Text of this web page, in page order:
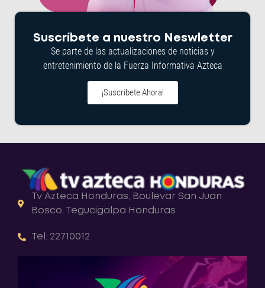
Suscríbete a nuestro Neswletter
Se parte de las actualizaciones de noticias y
entretenimiento de la Fuerza Informativa Azteca
¡Suscríbete Ahora!
Tv Azteca Honduras, Boulevar San Juan
Bosco, Tegucigalpa Honduras
Tel: 22710012